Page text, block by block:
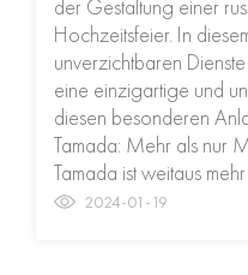
der Gestaltung einer
Hochzeitsfeier. In
unverzichtbaren
eine einzigartige und
diesen besonderen
Tamada: Mehr als nur
Tamada ist weitaus
2024-01-19